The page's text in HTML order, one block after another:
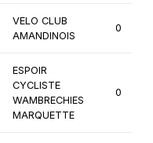
VELO CLUB
AMANDINOIS
0
ESPOIR
CYCLISTE
WAMBRECHIES
MARQUETTE
0